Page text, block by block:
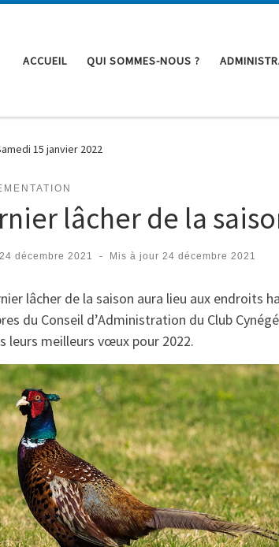
ACCUEIL QUI SOMMES-NOUS ?
15 janvier 2022
lâcher de la
24 décembre 2021 - Mis à jour 24 décembre 2021
lâcher de la saison aura lieu aux endroits
du Conseil d’Administration du Club
leurs meilleurs vœux pour 2022.